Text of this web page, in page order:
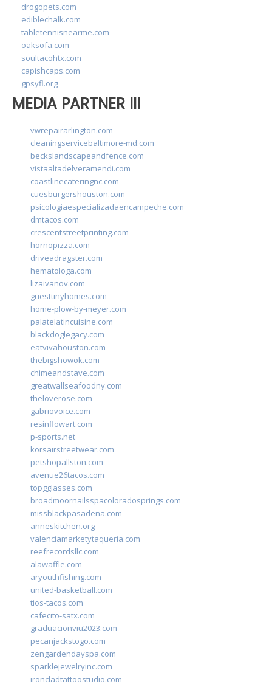
drogopets.com
ediblechalk.com
tabletennisnearme.com
oaksofa.com
soultacohtx.com
capishcaps.com
gpsyfl.org
MEDIA PARTNER III
vwrepairarlington.com
cleaningservicebaltimore-md.com
beckslandscapeandfence.com
vistaaltadelveramendi.com
coastlinecateringnc.com
cuesburgershouston.com
psicologiaespecializadaencampeche.com
dmtacos.com
crescentstreetprinting.com
hornopizza.com
driveadragster.com
hematologa.com
lizaivanov.com
guesttinyhomes.com
home-plow-by-meyer.com
palatelatincuisine.com
blackdoglegacy.com
eatvivahouston.com
thebigshowok.com
chimeandstave.com
greatwallseafoodny.com
theloverose.com
gabriovoice.com
resinflowart.com
p-sports.net
korsairstreetwear.com
petshopallston.com
avenue26tacos.com
topgglasses.com
broadmoornailsspacoloradosprings.com
missblackpasadena.com
anneskitchen.org
valenciamarketytaqueria.com
reefrecordsllc.com
alawaffle.com
aryouthfishing.com
united-basketball.com
tios-tacos.com
cafecito-satx.com
graduacionviu2023.com
pecanjackstogo.com
zengardendayspa.com
sparklejewelryinc.com
ironcladtattoostudio.com